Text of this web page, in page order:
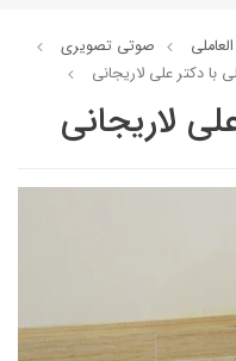
صوتي تصويري
با دكتر علي لاريجاني
لاريجاني